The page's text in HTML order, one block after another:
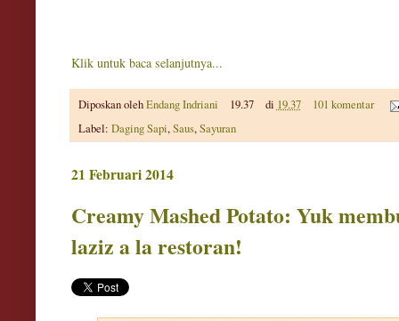
Klik untuk baca selanjutnya...
Diposkan olehEndang Indriani 19.37 di 19.37
101 komentar
Label: Daging Sapi,Saus,Sayuran
21 Februari 2014
Creamy Mashed Potato: Yuk
laziz a la restoran!